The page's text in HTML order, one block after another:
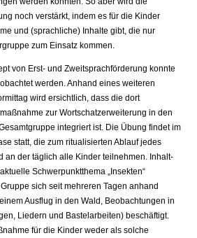
noch verstärkt, indem es für die Kinder
und (sprachliche) Inhalte gibt, die nur
zum Einsatz kommen.
von Erst- und Zweitsprachförderung konnte
werden. Anhand eines weiteren
wird ersichtlich, dass die dort
zur Wortschatzerweiterung in den
integriert ist. Die Übung findet im
statt, die zum ritualisierten Ab­lauf jedes
an der täglich alle Kinder teilnehmen. Inhalt­
Schwerpunktthema „Insekten“
sich seit mehreren Tagen anhand
Ausflug in den Wald, Beobachtungen in
Liedern und Bastelarbeiten) beschäftigt.
für die Kinder weder als solche